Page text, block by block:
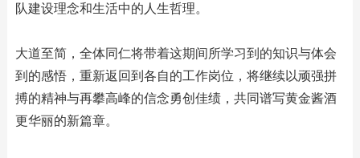
队建设理念和生活中的人生哲理。
大道至简，全体同仁将带着这期间所学习到的知识与体会
到的感悟，重新返回到各自的工作岗位，将继续以顽强拼
搏的精神与再攀高峰的信念勇创佳绩，共同谱写黄金酱酒
更华丽的新篇章。